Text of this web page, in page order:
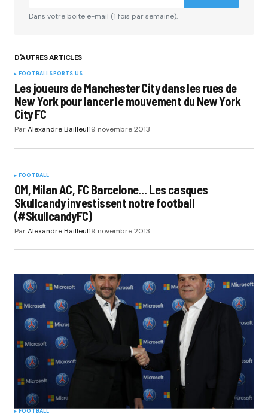
Your Name*
Your E-mail
Dans votre boite e-mail (1 fois par semaine).
D'AUTRES ARTICLES
FOOTBALLSPORTS US
Les joueurs de Manchester City dans les rues de
New York pour lancer le mouvement du New York
City FC
ParAlexandre Bailleul19 novembre 2013
FOOTBALL
OM, Milan AC, FC Barcelone… Les casques
Skullcandy investissent notre football
(#SkullcandyFC)
ParAlexandre Bailleul19 novembre 2013
FOOTBALL